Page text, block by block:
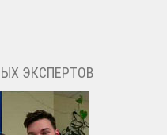
ЭКСПЕРТОВ